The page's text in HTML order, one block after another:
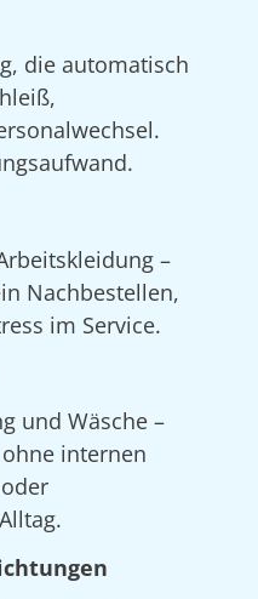
die automatisch
–
Nachbestellen,
im Service.
und Wäsche –
internen